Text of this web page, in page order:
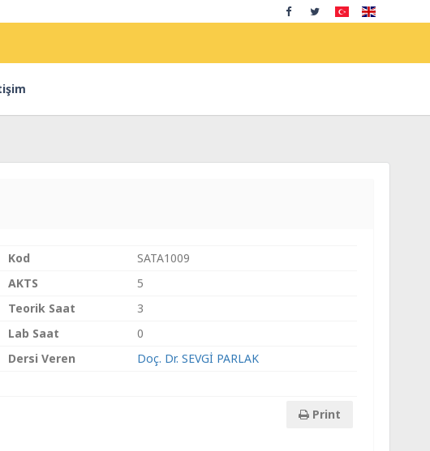
Kod
SATA1009
AKTS
5
Teorik Saat
3
Lab Saat
0
Dersi Veren
Doç. Dr. SEVGİ PARLAK
Print